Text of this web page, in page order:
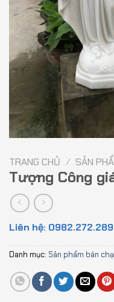
TRANG CHỦ / SẢN
Tượng Công
Liên hệ: 0982.272.289
Danh mục: Sản phẩm bán